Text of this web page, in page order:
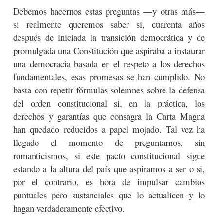
Debemos hacernos estas preguntas —y otras más—
si realmente queremos saber si, cuarenta años
después de iniciada la transición democrática y de
promulgada una Constitución que aspiraba a instaurar
una democracia basada en el respeto a los derechos
fundamentales, esas promesas se han cumplido. No
basta con repetir fórmulas solemnes sobre la defensa
del orden constitucional si, en la práctica, los
derechos y garantías que consagra la Carta Magna
han quedado reducidos a papel mojado. Tal vez ha
llegado el momento de preguntarnos, sin
romanticismos, si este pacto constitucional sigue
estando a la altura del país que aspiramos a ser o si,
por el contrario, es hora de impulsar cambios
puntuales pero sustanciales que lo actualicen y lo
hagan verdaderamente efectivo.